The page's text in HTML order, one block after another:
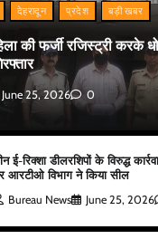
देहरादून प्रदेश बड़ी खबर
की फर्जी रजिस्ट्री करके
June 25, 2026 0
ई-रिक्शा डीलरशिपों के विरुद्ध
आरटीओ विभाग ने किया सील
Bureau News June 25, 2026